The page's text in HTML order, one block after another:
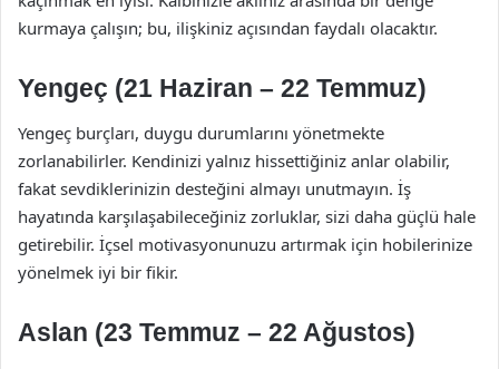
kurmaya çalışın; bu, ilişkiniz açısından faydalı olacaktır.
Yengeç (21 Haziran – 22 Temmuz)
Yengeç burçları, duygu durumlarını yönetmekte
zorlanabilirler. Kendinizi yalnız hissettiğiniz anlar olabilir,
fakat sevdiklerinizin desteğini almayı unutmayın. İş
hayatında karşılaşabileceğiniz zorluklar, sizi daha güçlü hale
getirebilir. İçsel motivasyonunuzu artırmak için hobilerinize
yönelmek iyi bir fikir.
Aslan (23 Temmuz – 22 Ağustos)